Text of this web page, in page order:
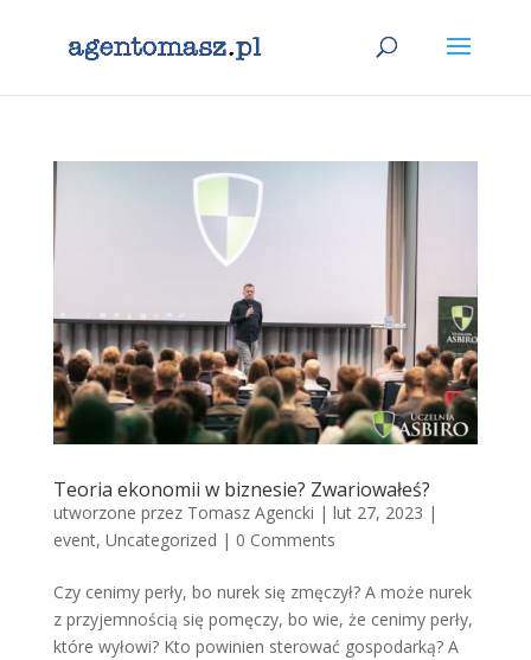
Teoria ekonomii w biznesie? Zwariowałeś?
utworzone przez Tomasz Agencki | lut 27, 2023 |
event, Uncategorized | 0 Comments
Czy cenimy perły, bo nurek się zmęczył? A może nurek
z przyjemnością się pomęczy, bo wie, że cenimy perły,
które wyłowi? Kto powinien sterować gospodarką? A